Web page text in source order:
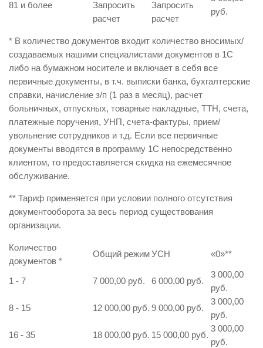
81 и более
Запросить
расчет
Запросить
расчет
руб.
* В количество документов входит количество вносимых/
создаваемых нашими специалистами документов в 1С
либо на бумажном носителе и включает в себя все
первичные документы, в т.ч. выписки банка, бухгалтерские
справки, начисление з/п (1 раз в месяц), расчет
больничных, отпускных, товарные накладные, ТТН, счета,
платежные поручения, УНП, счета-фактуры, прием/
увольнение сотрудников и т.д. Если все первичные
документы вводятся в программу 1С непосредственно
клиентом, то предоставляется скидка на ежемесячное
обслуживание.
** Тариф применяется при условии полного отсутствия
документооборота за весь период существования
организации.
Количество
документов *
Общий режимУСН «0»**
1 - 7 7 000,00 руб. 6 000,00 руб.
3 000,00
руб.
8 - 15
12 000,00 руб. 9 000,00 руб.
3 000,00
руб.
16 - 35
18 000,00 руб. 15 000,00 руб.
3 000,00
руб.